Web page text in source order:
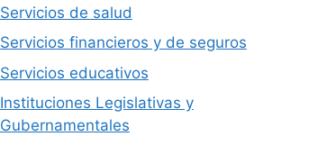
Servicios de salud
Servicios financieros y de seguros
Servicios educativos
Instituciones Legislativas y
Gubernamentales